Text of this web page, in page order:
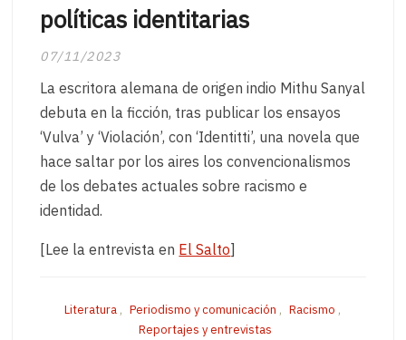
políticas identitarias
07/11/2023
La escritora alemana de origen indio Mithu Sanyal
debuta en la ficción, tras publicar los ensayos
‘Vulva’ y ‘Violación’, con ‘Identitti’, una novela que
hace saltar por los aires los convencionalismos
de los debates actuales sobre racismo e
identidad.
[Lee la entrevista en El Salto]
Literatura , Periodismo y comunicación , Racismo ,
Reportajes y entrevistas